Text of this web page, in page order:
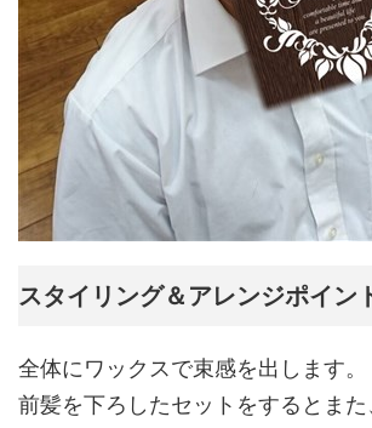
スタイリング＆アレンジポイン
全体にワックスで束感を出します。
前髪を下ろしたセットをするとま